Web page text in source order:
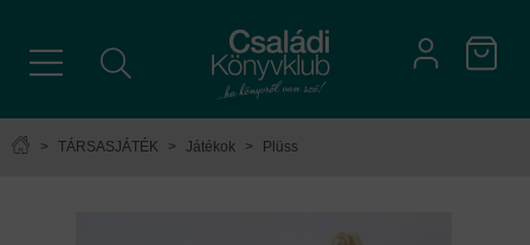
> TÁRSASJÁTÉK > Játékok > Plüss